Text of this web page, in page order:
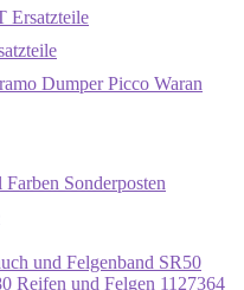
Ersatzteile
Dumper Picco Waran
Sonderposten